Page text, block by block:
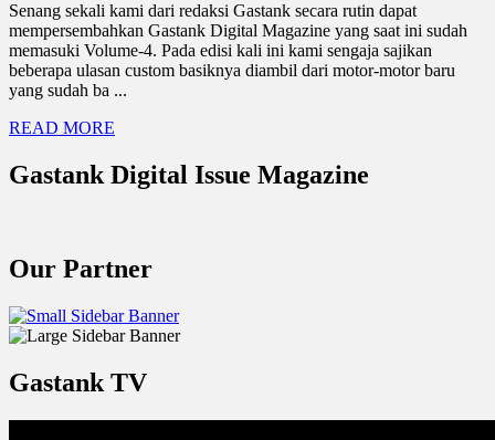
Senang sekali kami dari redaksi Gastank secara rutin dapat
mempersembahkan Gastank Digital Magazine yang saat ini sudah
memasuki Volume-4. Pada edisi kali ini kami sengaja sajikan
beberapa ulasan custom basiknya diambil dari motor-motor baru
yang sudah ba ...
READ MORE
Gastank Digital Issue Magazine
Our Partner
Gastank TV